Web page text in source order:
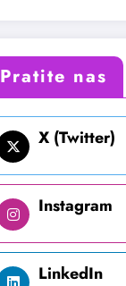
Pratite nas
X (Twitter)
Instagram
LinkedIn